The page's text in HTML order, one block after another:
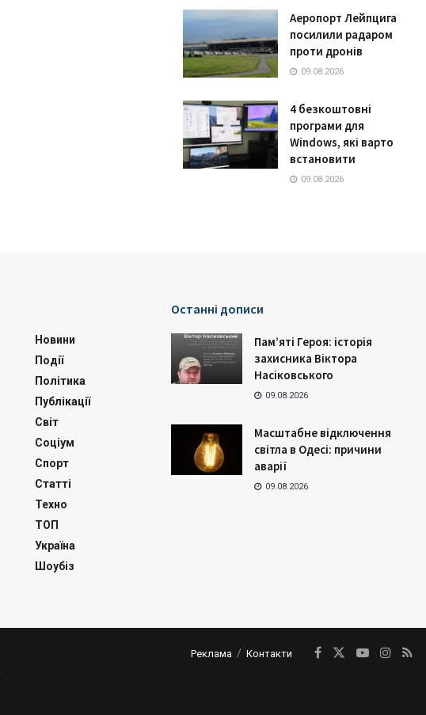
Аеропорт Лейпцига
посилили радаром
проти дронів
09.08.2026
4 безкоштовні
програми для
Windows, які варто
встановити
09.08.2026
Новини
Події
Політика
Публікації
Світ
Соціум
Спорт
Статті
Техно
ТОП
Україна
Шоубіз
Останні дописи
Пам’яті Героя: історія
захисника Віктора
Насіковського
09.08.2026
Масштабне відключення
світла в Одесі: причини
аварії
09.08.2026
Реклама Контакти